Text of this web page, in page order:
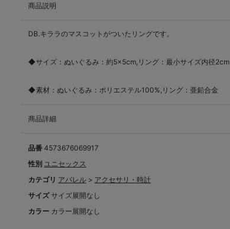
商品説明
DB.キララのマスコットがついたリングです。
◆サイズ：ぬいぐるみ：約5×5cm,リング：最小サイズ内径2cm
◆素材：ぬいぐるみ：ポリエステル100%,リング：亜鉛合金
商品詳細
品番 4573676069917
性別 ユニセックス
カテゴリ アパレル > アクセサリ・時計
サイズ サイズ展開なし
カラー カラー展開なし